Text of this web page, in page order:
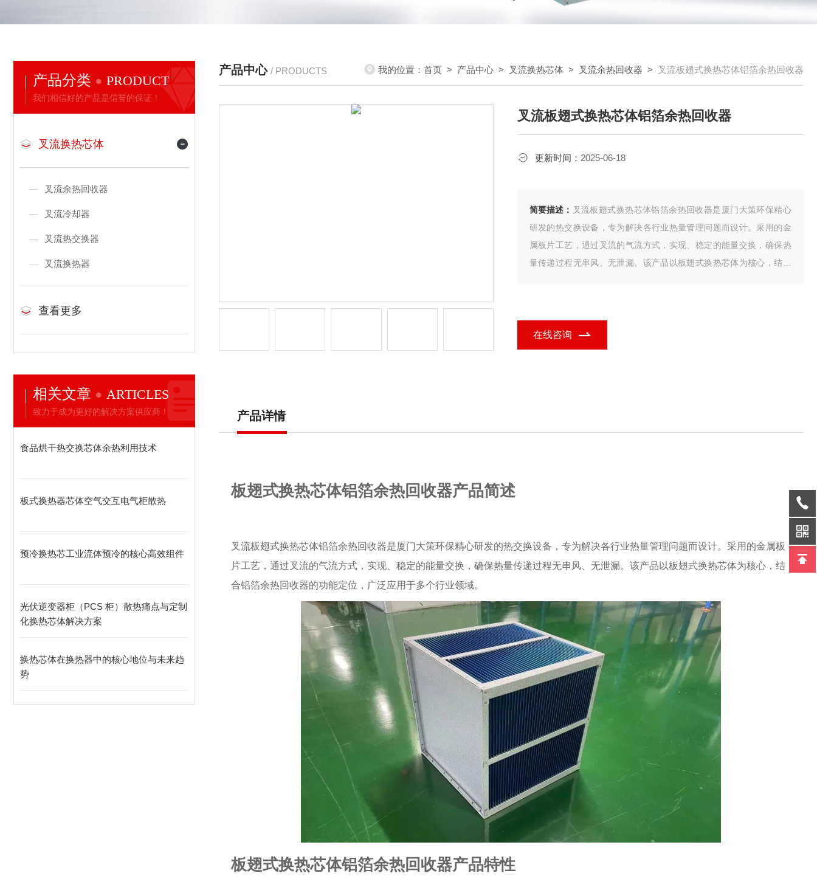
产品分类 PRODUCT
我们相信好的产品是信誉的保证！
叉流换热芯体
叉流余热回收器
叉流冷却器
叉流热交换器
叉流换热器
查看更多
相关文章 ARTICLES
致力于成为更好的解决方案供应商！
食品烘干热交换芯体余热利用技术
板式换热器芯体空气交互电气柜散热
预冷换热芯工业流体预冷的核心高效组件
光伏逆变器柜（PCS 柜）散热痛点与定制
化换热芯体解决方案
换热芯体在换热器中的核心地位与未来趋
势
产品中心 / PRODUCTS 我的位置： 首页 > 产品中心 > 叉流换热芯体 > 叉流余热回收器 > 叉流板翅式换热芯体铝箔余热回收器
叉流板翅式换热芯体铝箔余热回收器
更新时间： 2025-06-18
简要描述： 叉流板翅式换热芯体铝箔余热回收器是厦门大策环保精心
研发的热交换设备，专为解决各行业热量管理问题而设计。采用的金
属板片工艺，通过叉流的气流方式，实现、稳定的能量交换，确保热
量传递过程无串风、无泄漏。该产品以板翅式换热芯体为核心，结合
在线咨询
产品详情
板翅式换热芯体铝箔余热回收器产品简述
叉流板翅式换热芯体铝箔余热回收器是厦门大策环保精心研发的热交换设备，专为解决各行业热量管理问题而设计。采用的金属板
片工艺，通过叉流的气流方式，实现、稳定的能量交换，确保热量传递过程无串风、无泄漏。该产品以板翅式换热芯体为核心，结
合铝箔余热回收器的功能定位，广泛应用于多个行业领域。
板翅式换热芯体铝箔余热回收器产品特性